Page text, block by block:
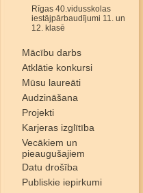
Rīgas 40.vidusskolas
iestājpārbaudījumi 11. un
12. klasē
Mācību darbs
Atklātie konkursi
Mūsu laureāti
Audzināšana
Projekti
Karjeras izglītība
Vecākiem un
pieaugušajiem
Datu drošība
Publiskie iepirkumi